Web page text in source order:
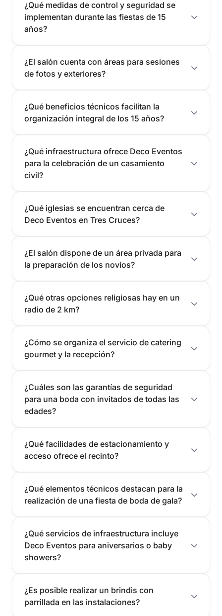
¿Qué medidas de control y seguridad se
implementan durante las fiestas de 15
años?
¿El salón cuenta con áreas para sesiones
de fotos y exteriores?
¿Qué beneficios técnicos facilitan la
organización integral de los 15 años?
¿Qué infraestructura ofrece Deco Eventos
para la celebración de un casamiento
civil?
¿Qué iglesias se encuentran cerca de
Deco Eventos en Tres Cruces?
¿El salón dispone de un área privada para
la preparación de los novios?
¿Qué otras opciones religiosas hay en un
radio de 2 km?
¿Cómo se organiza el servicio de catering
gourmet y la recepción?
¿Cuáles son las garantías de seguridad
para una boda con invitados de todas las
edades?
¿Qué facilidades de estacionamiento y
acceso ofrece el recinto?
¿Qué elementos técnicos destacan para la
realización de una fiesta de boda de gala?
¿Qué servicios de infraestructura incluye
Deco Eventos para aniversarios o baby
showers?
¿Es posible realizar un brindis con
parrillada en las instalaciones?